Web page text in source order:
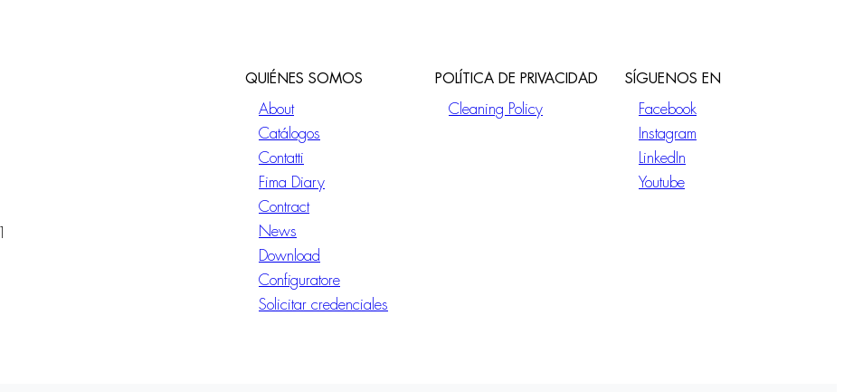
QUIÉNES SOMOS
About
Catálogos
Contatti
Fima Diary
Contract
News
Download
Configuratore
Solicitar credenciales
POLÍTICA DE PRIVACIDAD
Cleaning Policy
SÍGUENOS EN
Facebook
Instagram
LinkedIn
Youtube